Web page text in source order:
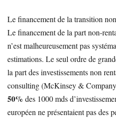
Le financement de la transition
Le financement de la part non-
n’est malheureusement pas
estimations. Le seul ordre de
la part des investissements non
consulting (McKinsey &
50% des 1000 mds
européen ne présentaient pas des